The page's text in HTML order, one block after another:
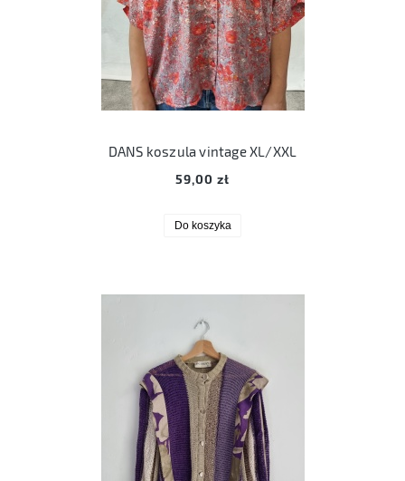
DANS koszula vintage XL/XXL
59,00 zł
Do koszyka